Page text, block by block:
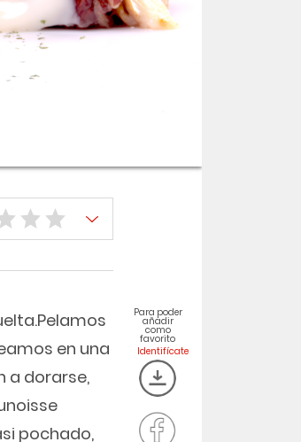
en una
a dorarse,
pochado,
Para poder
añadir
como
favorito